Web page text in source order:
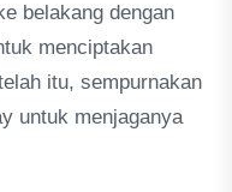
belakang dengan
menciptakan
itu, sempurnakan
untuk menjaganya